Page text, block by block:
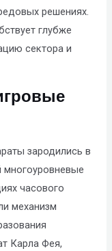
решениях.
глубже
сектора и
зародились в
многоуровневые
часового
механизм
Карла Фея,